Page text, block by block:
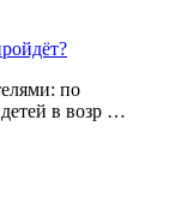
по
детей в возр …